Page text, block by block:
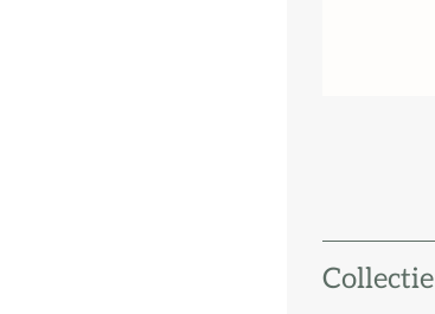
Collectie